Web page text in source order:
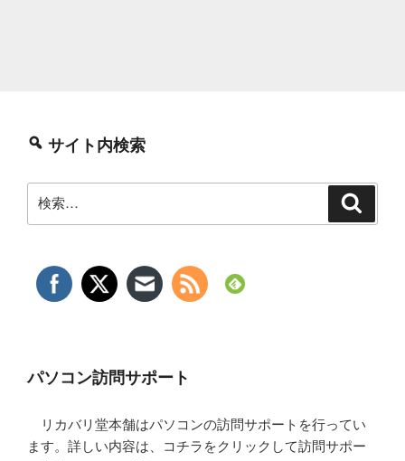
サイト内検索
索:
パソコン訪問サポート
リカバリ堂本舗はパソコンの訪問サポートを行ってい
ます。詳しい内容は、コチラをクリックして訪問サポー